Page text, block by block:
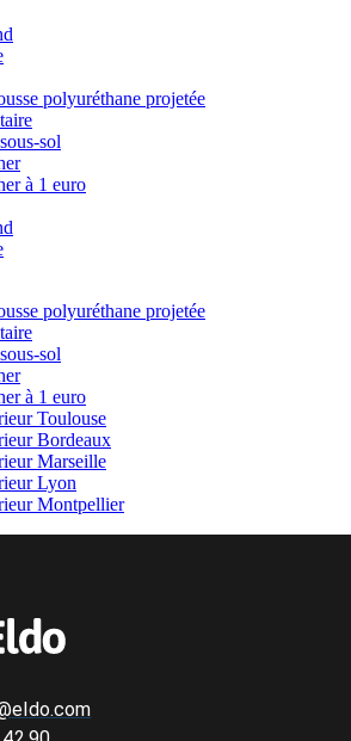
polyuréthane projetée
sol
à 1 euro
polyuréthane projetée
sol
à 1 euro
Toulouse
Bordeaux
Marseille
Lyon
Montpellier